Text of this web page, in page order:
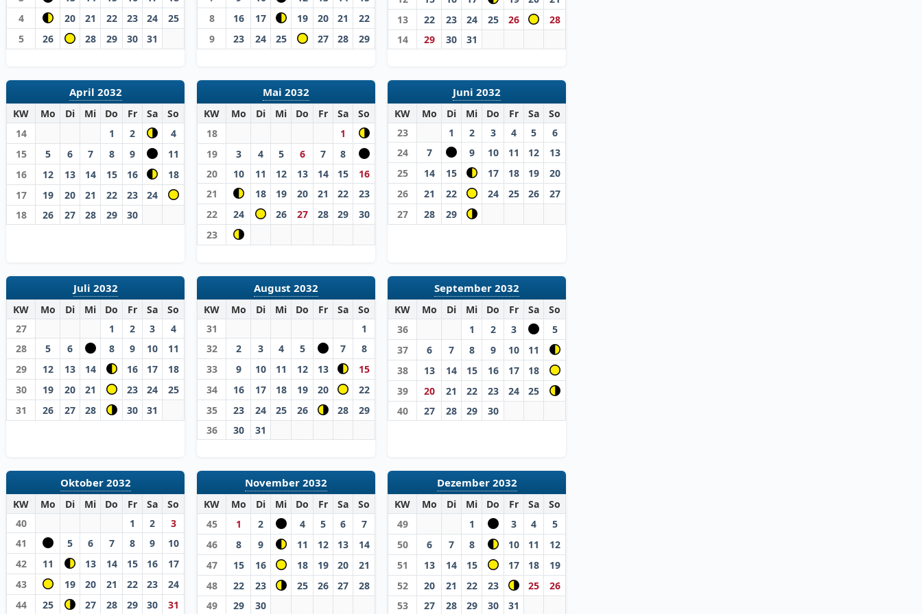
4
20 21 22 23 24
25
5
26 28 29 30 31
8
16 17 19 20 21
22
9
23 24 25 27 28 29
13
22 23 24 25 26
28
14
29 30 31
April 2032
KW Mo Di Mi Do Fr Sa
So
14
1 2
4
15
5 6 7 8 9
11
16
12 13 14 15 16
18
17
19 20 21 22 23
24
18
26 27 28 29 30
Mai 2032
KW Mo Di Mi Do Fr Sa
So
18
1
19
3 4 5 6 7
8
20
10 11 12 13 14 15
16
21
18 19 20 21 22
23
22
24 26 27 28 29
30
23
Juni 2032
KW Mo Di Mi Do Fr Sa
So
23
1 2 3 4 5
6
24
7 9 10 11 12
13
25
14 15 17 18 19
20
26
21 22 24 25 26
27
27
28 29
Juli 2032
KW Mo Di Mi Do Fr Sa
So
27
1 2 3
4
28
5 6 8 9 10
11
29
12 13 14 16 17
18
30
19 20 21 23 24
25
31
26 27 28 30 31
August 2032
KW Mo Di Mi Do Fr Sa
So
31
1
32
2 3 4 5 7
8
33
9 10 11 12 13
15
34
16 17 18 19 20
22
35
23 24 25 26 28
29
36
30 31
September 2032
KW Mo Di Mi Do Fr Sa
So
36
1 2 3
5
37
6 7 8 9 10
11
38
13 14 15 16 17
18
39
20 21 22 23 24
25
40
27 28 29 30
Oktober 2032
KW Mo Di Mi Do Fr Sa
So
40
1 2
3
41
5 6 7 8 9
10
42
11 13 14 15 16
17
43
19 20 21 22 23
24
44
25 27 28 29 30 31
November 2032
KW Mo Di Mi Do Fr Sa
So
45
1 2 4 5 6
7
46
8 9 11 12 13
14
47
15 16 18 19 20
21
48
22 23 25 26 27
28
49
29 30
Dezember 2032
KW Mo Di Mi Do Fr Sa
So
49
1 3 4
5
50
6 7 8 10 11
12
51
13 14 15 17 18
19
52
20 21 22 23 25
26
53
27 28 29 30 31